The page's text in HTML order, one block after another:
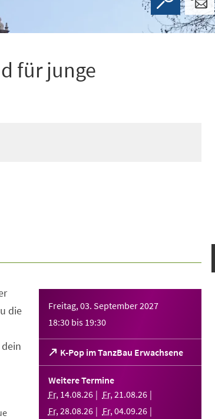
für junge
Freitag, 03. September 2027
18:30 bis 19:30
K-Pop im TanzBau Erwachsene
(Öffnet
in
einem
Tab)
Weitere Termine
Fr, 14.08.26 Fr,21.08.26
Fr,28.08.26 Fr,04.09.26
die